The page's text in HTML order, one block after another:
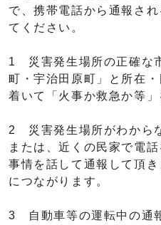
で、携帯電話から通報さ
てください。
1 災害発生場所の正確な
町・宇治田原町」と所在
着いて「火事か救急か等」
2 災害発生場所がわから
または、近くの民家で電
事情を話して通報して頂
につながります。
3 自動車等の運転中の通